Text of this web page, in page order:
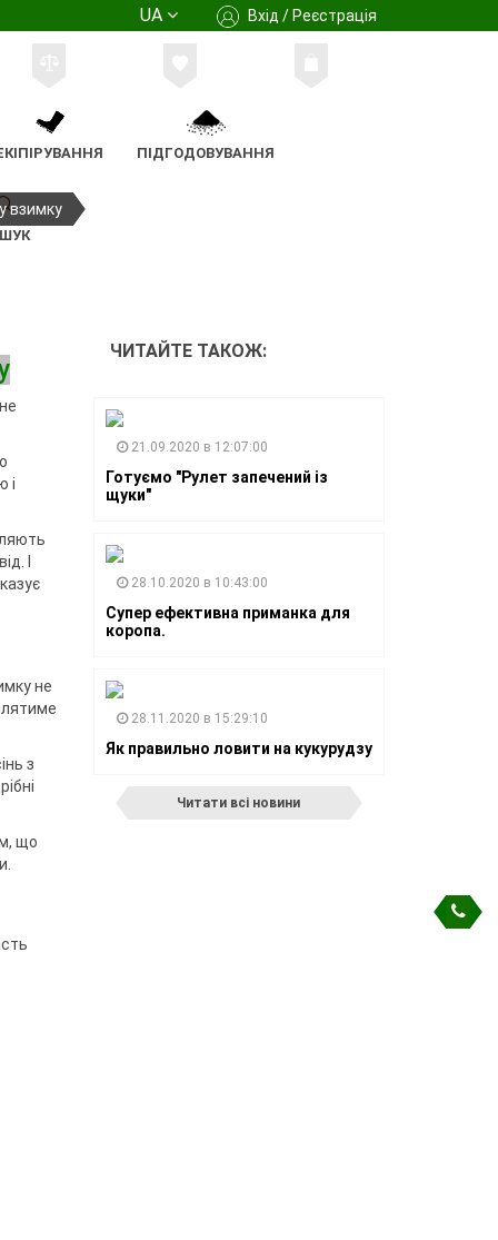
UA Вхід / Реєстрація
ПІДГОДОВУВАННЯ
взимку
і
І
не
з
що
ЧИТАЙТЕ ТАКОЖ:
21.09.2020 в 12:07:00
Готуємо "Рулет запечений із
щуки"
28.10.2020 в 10:43:00
Супер ефективна приманка для
коропа.
28.11.2020 в 15:29:10
Як правильно ловити на кукурудзу
Читати всі новини